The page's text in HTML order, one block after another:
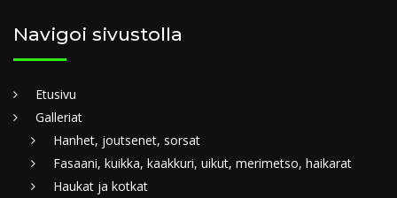
Navigoi sivustolla
Etusivu
Galleriat
Hanhet, joutsenet, sorsat
Fasaani, kuikka, kaakkuri, uikut, merimetso, haikarat
Haukat ja kotkat